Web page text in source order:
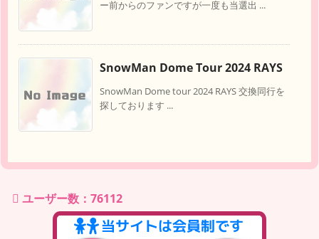
ー前からのファンですが一度も当選出 ...
SnowMan Dome Tour 2024 RAYS
SnowMan Dome tour 2024 RAYS 交換同行を
探しております ...
ユーザー数：76112